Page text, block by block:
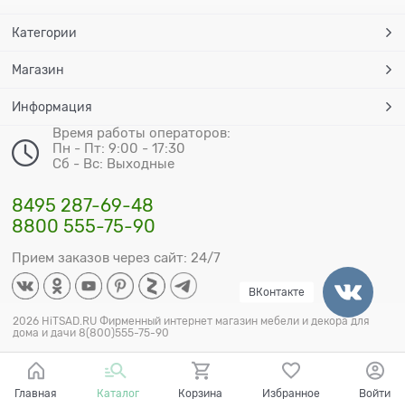
Категории
Магазин
Информация
Время работы операторов:
Пн - Пт: 9:00 - 17:30
Сб - Вс: Выходные
8495 287-69-48
8800 555-75-90
Прием заказов через сайт: 24/7
2026 HiTSAD.RU Фирменный интернет магазин мебели и декора для
дома и дачи 8(800)555-75-90
Главная Каталог Корзина Избранное Войти
ВКонтакте